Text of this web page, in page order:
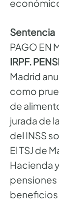
Sentencia
PAGO EN
IRPF.
Madrid
como
de
jurada de
del INSS
El TSJ de
Hacienda
pensiones